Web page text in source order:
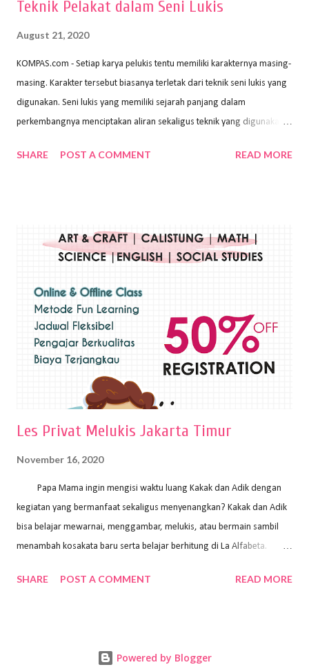
Teknik Pelakat dalam Seni Lukis
August 21, 2020
KOMPAS.com - Setiap karya pelukis tentu memiliki karakternya masing-
masing. Karakter tersebut biasanya terletak dari teknik seni lukis yang
digunakan. Seni lukis yang memiliki sejarah panjang dalam
perkembangnya menciptakan aliran sekaligus teknik yang digunakan.
Wayan Kun Adnyana, teknik yang berbeda tentunya akan
menggunakan bahan dasar cat air, cat akrilik, atau cat minyak dengan
sapuan warna cat yang tebal. Dengan memberikan sapuan warna
pelukis untuk menghasilkan lukisan yang mempesona dan tentunya
bernilai tinggi. Ciri teknik plakat Ciri-ciri teknik plakat, yaitu: Sapuan
warna yang kental dan tebal. Hasil lukisan menutupi seluruh bagian
medianya Mem...
SHARE POST A COMMENT READ MORE
Les Privat Melukis Jakarta Timur
November 16, 2020
Papa Mama ingin mengisi waktu luang Kakak dan Adik dengan
kegiatan yang bermanfaat sekaligus menyenangkan? Kakak dan Adik
bisa belajar mewarnai, menggambar, melukis, atau bermain sambil
menambah kosakata baru serta belajar berhitung di La Alfabeta.
kok untuk mengajar dengan metode yang fun, La Alfabeta
Alfabeta. ⁣⁣⁣⁣Ada pilihan online class maupun offline class lho! Cek
SHARE POST A COMMENT READ MORE
Powered by Blogger